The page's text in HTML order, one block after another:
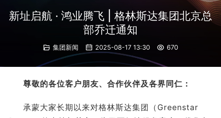
新址启航 · 鸿业腾飞 | 格林斯达集团北京总
部乔迁通知​
集团新闻 2025-08-17 13:30 670
尊敬的各位客户朋友、合作伙伴及各界同仁：
承蒙大家长期以来对格林斯达集团（Greenstar